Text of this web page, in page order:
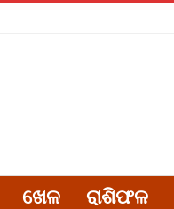
ଖେଳ ରାଶିଫଳ